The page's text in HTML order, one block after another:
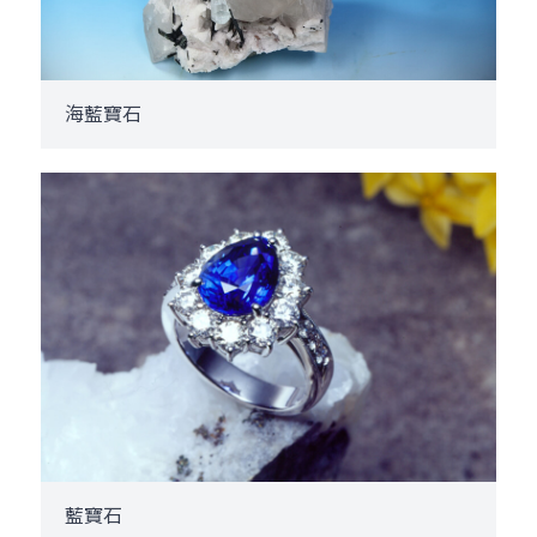
海藍寶石
藍寶石